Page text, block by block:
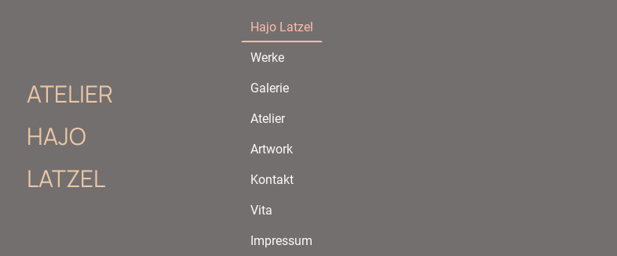
ATELIER
HAJO
LATZEL
Hajo Latzel
Werke
Galerie
Atelier
Artwork
Kontakt
Vita
Impressum